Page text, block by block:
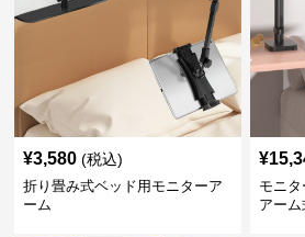
¥3,580 (税込)
折り畳み式ベッド用モニターア
ーム
¥
モニ
アー